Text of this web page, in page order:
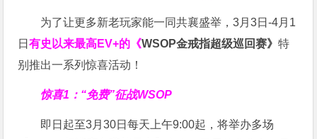
为了让更多新老玩家能一同共襄盛举，3月3日-4月1
日有史以来最高EV+的《WSOP金戒指超级巡回赛》特
别推出一系列惊喜活动！
惊喜1：“免费”征战WSOP
即日起至3月30日每天上午9:00起，将举办多场